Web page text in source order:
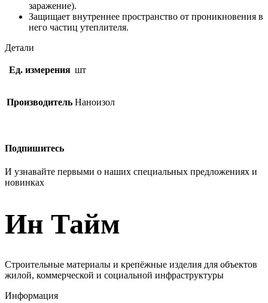
заражение).
Защищает внутреннее пространство от проникновения в
него частиц утеплителя.
Детали
Ед. измерения шт
Производитель Наноизол
Подпишитесь
И узнавайте первыми о наших специальных предложениях и
новинках
Ин Тайм
Строительные материалы и крепёжные изделия для объектов
жилой, коммерческой и социальной инфраструктуры
Информация